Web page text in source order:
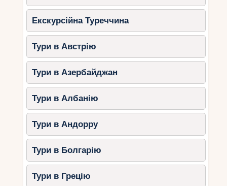
Екскурсійна Туреччина
Тури в Австрію
Тури в Азербайджан
Тури в Албанію
Тури в Андорру
Тури в Болгарію
Тури в Грецію